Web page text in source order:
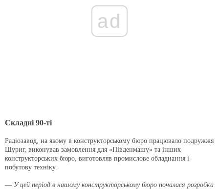
ad
Складні 90-ті
Радіозавод, на якому в конструкторському бюро працювало подружжя
Шуриг, виконував замовлення для «Південмашу» та інших
конструкторських бюро, виготовляв промислове обладнання і
побутову техніку.
— У цей період в нашому конструкторському бюро почалася розробка